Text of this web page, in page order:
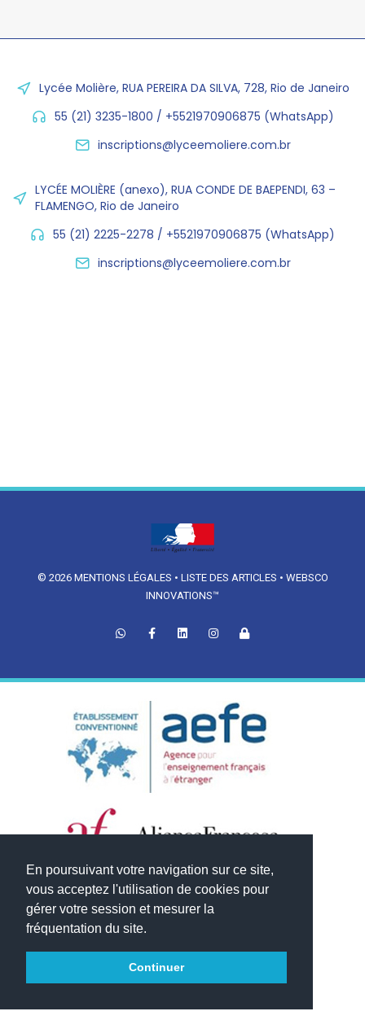
En poursuivant votre navigation sur ce site,
vous acceptez l'utilisation de cookies pour
gérer votre session et mesurer la
fréquentation du site.
Continuer
Lycée Molière, RUA PEREIRA DA SILVA, 728, Rio de Janeiro
55 (21) 3235-1800 / +5521970906875 (WhatsApp)
inscriptions@lyceemoliere.com.br
LYCÉE MOLIÈRE (anexo), RUA CONDE DE BAEPENDI, 63 –
FLAMENGO, Rio de Janeiro
55 (21) 2225-2278 / +5521970906875 (WhatsApp)
inscriptions@lyceemoliere.com.br
© 2026 MENTIONS LÉGALES • LISTE DES ARTICLES • WEBSCO
INNOVATIONS™